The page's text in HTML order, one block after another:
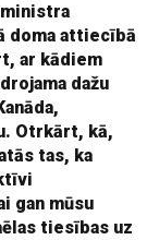
doma attiecībā
ar kādiem
dažu
Otrkārt, kā,
tas, ka
gan mūsu
tiesības uz